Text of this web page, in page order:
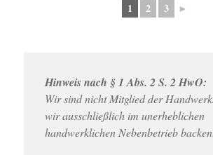
1 2 3 ►
Hinweis nach § 1 Abs. 2 S. 2 HwO:
Wir sind nicht Mitglied der
wir ausschließlich im unerheblichen
handwerklichen Nebenbetrieb backen.